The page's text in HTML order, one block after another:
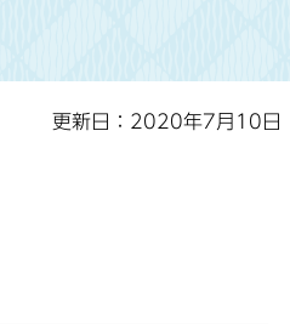
更新日：2020年7月10日